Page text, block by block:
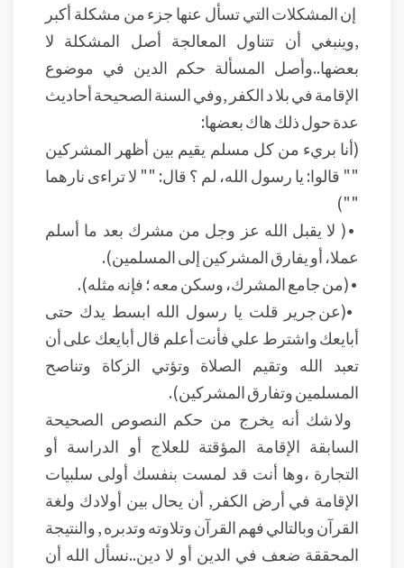
إن المشكلات التي تسأل عنها جزء من مشكلة أكبر
,وينبغي أن تتناول المعالجة أصل المشكلة لا
بعضها..وأصل المسألة حكم الدين في موضوع
الإقامة في بلا د الكفر ,وفي السنة الصحيحة أحاديث
عدة حول ذلك هاك بعضها:
(أنا بريء من كل مسلم يقيم بين أظهر المشركين
"" قالوا: يا رسول الله، لم ؟ قال: "" لا تراءى نارهما
"")
• ( لا يقبل الله عز وجل من مشرك بعد ما أسلم
عملا، أو يفارق المشركين إلى المسلمين).
• (من جامع المشرك، وسكن معه ؛ فإنه مثله).
•(عن جرير قلت يا رسول الله ابسط يدك حتى
أبايعك واشترط علي فأنت أعلم قال أبايعك على أن
تعبد الله وتقيم الصلاة وتؤتي الزكاة وتناصح
المسلمين وتفارق المشركين).
ولا شك أنه يخرج من حكم النصوص الصحيحة
السابقة الإقامة المؤقتة للعلاج أو الدراسة أو
التجارة ،وها أنت قد لمست بنفسك أولى سلبيات
الإقامة في أرض الكفر, أن يحال بين أولادك ولغة
القرآن وبالتالي فهم القرآن وتلاوته وتدبره , والنتيجة
المحققة ضعف في الدين أو لا دين..نسأل الله أن